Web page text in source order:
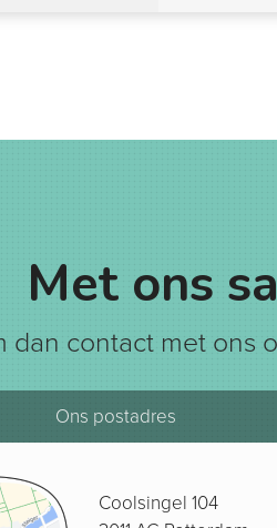
Met ons
dan contact met ons
Ons postadres
Coolsingel 104